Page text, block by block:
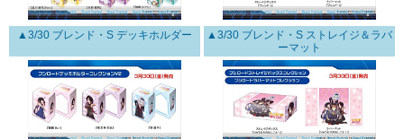
▲3/30 ブレンド・S デッキホルダー
▲3/30 ブレンド・S ストレイジ＆ラバ
ーマット